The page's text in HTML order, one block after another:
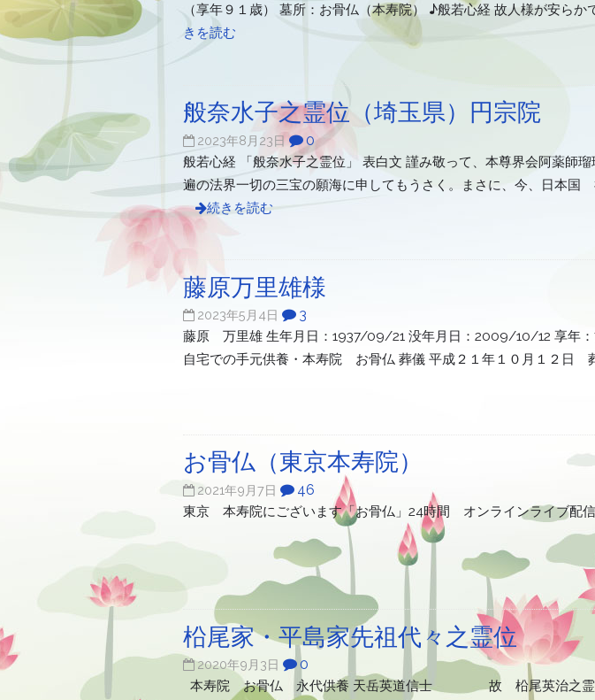
（享年９１歳） 墓所：お骨仏（本寿院） ♪般若心経 故人様が安ら
きを読む
般奈水子之霊位（埼玉県）円宗院
2023年8月23日 0
般若心経 「般奈水子之霊位」 表白文 謹み敬って、本尊界会阿薬師
遍の法界一切の三宝の願海に申してもうさく。まさに、今、日本
続きを読む
藤原万里雄様
2023年5月4日 3
藤原 万里雄 生年月日：1937/09/21 没年月日：2009/10/12 享年：
自宅での手元供養・本寿院 お骨仏 葬儀 平成２１年１０月１２日
お骨仏（東京本寿院）
2021年9月7日 46
東京 本寿院にございます「お骨仏」24時間 オンラインライブ配信
柗尾家・平島家先祖代々之霊位
2020年9月3日 0
本寿院 お骨仏 永代供養 天岳英道信士 故 柗尾英治之